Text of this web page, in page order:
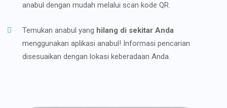
anabul dengan mudah melalui scan kode QR.
Temukan anabul yang hilang di sekitar Anda
menggunakan aplikasi anabul! Informasi pencarian
disesuaikan dengan lokasi keberadaan Anda.